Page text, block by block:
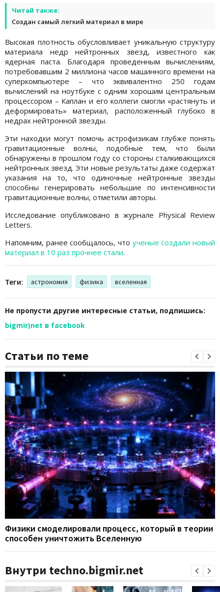
Читай также:
Создан самый легкий материал в мире
Высокая плотность обусловливает уникальную структуру
материала недр нейтронных звезд, известного как
ядерная паста. Благодаря проведенным вычислениям,
потребовавшим 2 миллиона часов машинного времени на
суперкомпьютере – что эквивалентно 250 годам
вычислений на ноутбуке с одним хорошим центральным
процессором – Каплан и его коллеги смогли «растянуть и
деформировать» материал, расположенный глубоко в
недрах нейтронной звезды.
Эти находки могут помочь астрофизикам глубже понять
гравитационные волны, подобные тем, что были
обнаружены в прошлом году со стороны сталкивающихся
нейтронных звезд. Эти новые результаты даже содержат
указания на то, что одиночные нейтронные звезды
способны генерировать небольшие по интенсивности
гравитационные волны, отметили авторы.
Исследование опубликовано в журнале Physical Review
Letters.
Напомним, ранее сообщалось, что ученые создали новый
материал в 10 раз прочнее стали.
Теги: астрономия физика вселенная
Не пропусти другие интересные статьи, подпишись:
bigmir)net в facebook
Статьи по теме
Физики смоделировали процесс, который в теории
способен уничтожить Вселенную
Внутри techno.bigmir.net